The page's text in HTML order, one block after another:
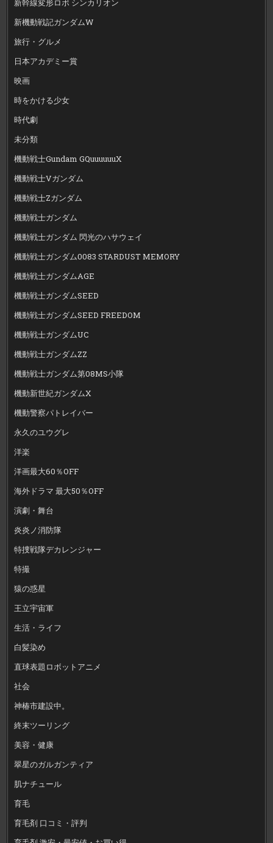
新幹線変形ロボ シンカリオン
新機動戦記ガンダムW
旅行・グルメ
日本アカデミー賞
映画
時をかける少女
時代劇
未分類
機動戦士Gundam GQuuuuuuX
機動戦士Vガンダム
機動戦士Zガンダム
機動戦士ガンダム
機動戦士ガンダム 閃光のハサウェイ
機動戦士ガンダム0083 STARDUST MEMORY
機動戦士ガンダムAGE
機動戦士ガンダムSEED
機動戦士ガンダムSEED FREEDOM
機動戦士ガンダムUC
機動戦士ガンダムZZ
機動戦士ガンダム第08MS小隊
機動新世紀ガンダムX
機動警察パトレイバー
永久のユウグレ
洋楽
洋画最大60％OFF
海外ドラマ 最大50％OFF
演劇・舞台
炎炎ノ消防隊
特捜戦隊デカレンジャー
特撮
猿の惑星
王立宇宙軍
生活・ライフ
白髪染め
直球表題ロボットアニメ
社会
神椿市建設中。
終末ツーリング
美容・健康
翠星のガルガンティア
肌ナチュール
育毛
育毛剤 口コミ・評判